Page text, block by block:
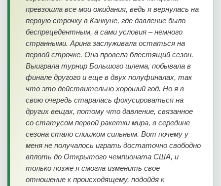
превзошла все мои ожидания, ведь я вернулась на
первую строчку в Канкуне, где давление было
беспрецедентным, а сами условия – немного
странными. Арина заслуживала остаться на
первой строчке. Она провела блестящий сезон.
Выиграла турнир Большого шлема, побывала в
финале другого и еще в двух полуфиналах, так
что это действительно хороший год. Но я в
свою очередь старалась фокусироваться на
других вещах, потому что давление, связанное
со статусом первой ракетки мира, в середине
сезона стало слишком сильным. Вот почему у
меня не получалось играть достаточно свободно
вплоть до Открытого чемпионата США, и
только позже я смогла изменить свое
отношение к происходящему, подойдя к